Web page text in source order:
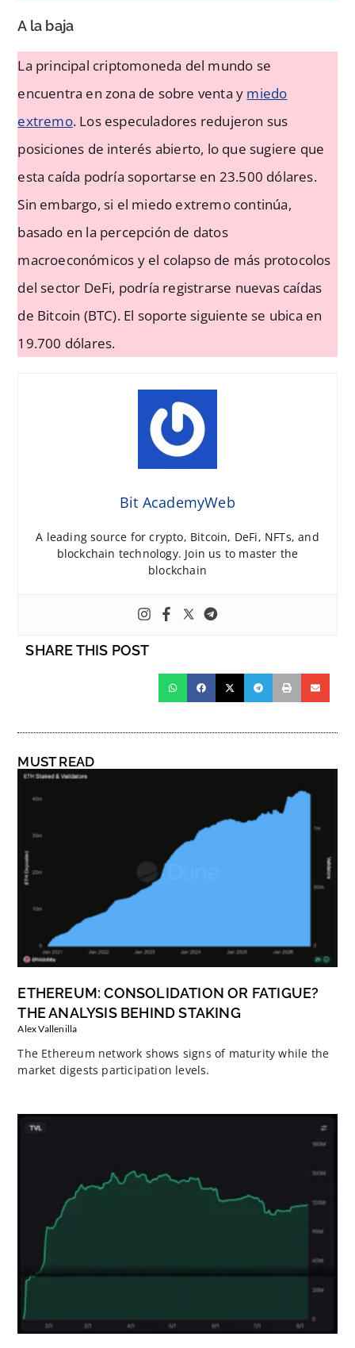
A la baja
La principal criptomoneda del mundo se
encuentra en zona de sobre venta y miedo
extremo. Los especuladores redujeron sus
posiciones de interés abierto, lo que sugiere que
esta caída podría soportarse en 23.500 dólares.
Sin embargo, si el miedo extremo continúa,
basado en la percepción de datos
macroeconómicos y el colapso de más protocolos
del sector DeFi, podría registrarse nuevas caídas
de Bitcoin (BTC). El soporte siguiente se ubica en
19.700 dólares.
Bit AcademyWeb
A leading source for crypto, Bitcoin, DeFi, NFTs, and
blockchain technology. Join us to master the
blockchain
SHARE THIS POST
MUST READ
ETHEREUM: CONSOLIDATION OR FATIGUE?
THE ANALYSIS BEHIND STAKING
Alex Vallenilla
The Ethereum network shows signs of maturity while the
market digests participation levels.